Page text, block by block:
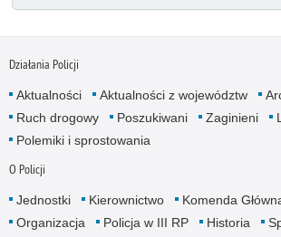
Działania Policji
Aktualności Aktualności z województw
Ruch drogowy
Poszukiwani Zaginieni
Polemiki i sprostowania
O Policji
Jednostki Kierownictwo
Komenda
Organizacja
Policja w III RP Historia